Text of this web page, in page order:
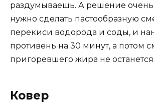
раздумываешь. А решение очень
нужно сделать пастообразную
перекиси водорода и соды, и
противень на 30 минут, а потом
пригоревшего жира не
Ковер